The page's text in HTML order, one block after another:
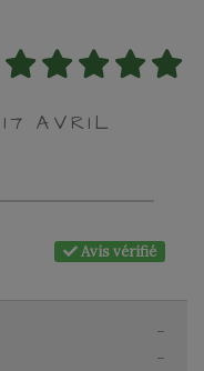
AVRIL
Avis vérifié
-
-